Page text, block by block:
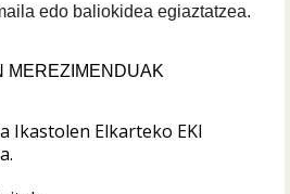
edo baliokidea egiaztatzea.
MEREZIMENDUAK
Ikastolen Elkarteko EKI